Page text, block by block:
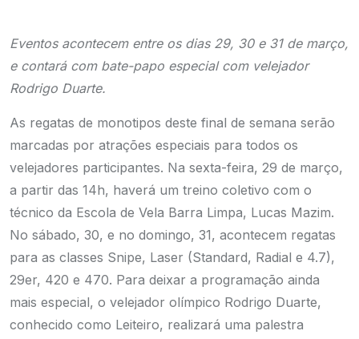
Eventos acontecem entre os dias 29, 30 e 31 de março,
e contará com bate-papo especial com velejador
Rodrigo Duarte.
As regatas de monotipos deste final de semana serão
marcadas por atrações especiais para todos os
velejadores participantes. Na sexta-feira, 29 de março,
a partir das 14h, haverá um treino coletivo com o
técnico da Escola de Vela Barra Limpa, Lucas Mazim.
No sábado, 30, e no domingo, 31, acontecem regatas
para as classes Snipe, Laser (Standard, Radial e 4.7),
29er, 420 e 470. Para deixar a programação ainda
mais especial, o velejador olímpico Rodrigo Duarte,
conhecido como Leiteiro, realizará uma palestra